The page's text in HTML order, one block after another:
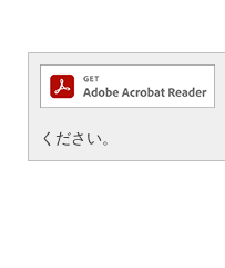
ください。